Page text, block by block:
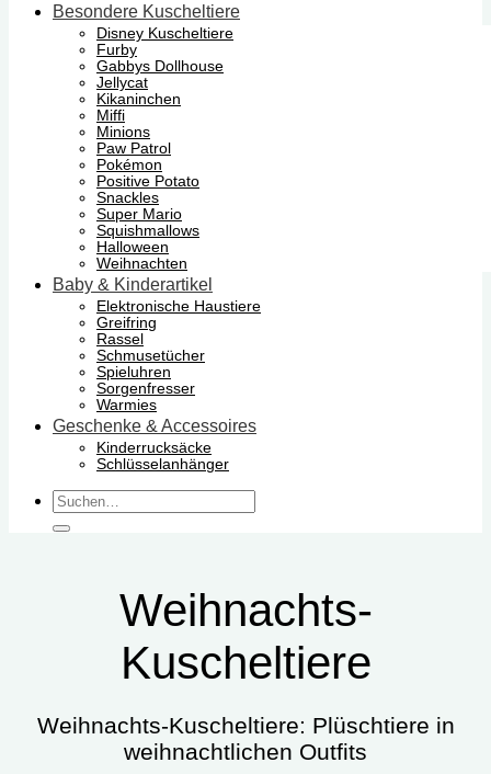
Besondere Kuscheltiere
Disney Kuscheltiere
Furby
Gabbys Dollhouse
Jellycat
Kikaninchen
Miffi
Minions
Paw Patrol
Pokémon
Positive Potato
Snackles
Super Mario
Squishmallows
Halloween
Weihnachten
Baby & Kinderartikel
Elektronische Haustiere
Greifring
Rassel
Schmusetücher
Spieluhren
Sorgenfresser
Warmies
Geschenke & Accessoires
Kinderrucksäcke
Schlüsselanhänger
Suchen
nach:
Weihnachts-
Kuscheltiere
Weihnachts-Kuscheltiere: Plüschtiere in
weihnachtlichen Outfits